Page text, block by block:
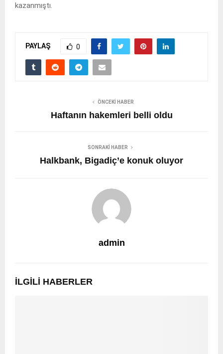
kazanmıştı.
PAYLAŞ 0
ÖNCEKI HABER
Haftanın hakemleri belli oldu
SONRAKI HABER
Halkbank, Bigadiç’e konuk oluyor
admin
İLGILI HABERLER